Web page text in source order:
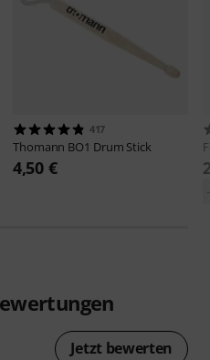
417
Thomann BO1 Drum Stick
4,50 €
Jetzt bewerten